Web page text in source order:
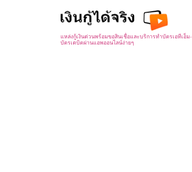
แหล่งกู้เงินด่วนพร้อมขอสินเชื่อและบริการทำบัตรเอทีเอ็ม-
บัตรเดบิตผ่านแอพออนไลน์ง่ายๆ